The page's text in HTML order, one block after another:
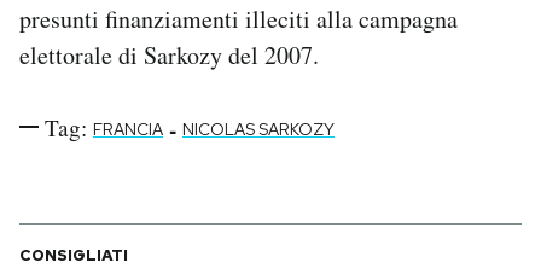
presunti finanziamenti illeciti alla campagna
elettorale di Sarkozy del 2007.
Tag: FRANCIA - NICOLAS SARKOZY
CONSIGLIATI